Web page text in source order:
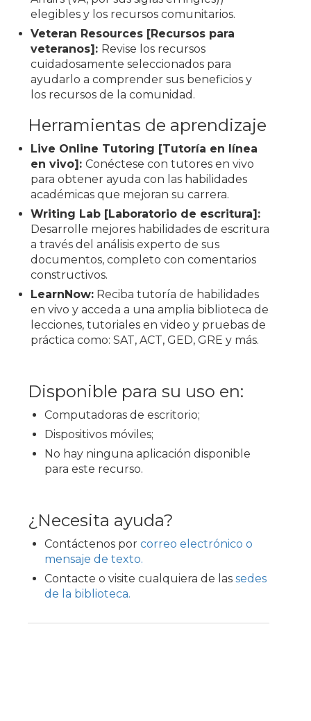
elegibles y los recursos comunitarios.
Veteran Resources [Recursos para
veteranos]: Revise los recursos
cuidadosamente seleccionados para
ayudarlo a comprender sus beneficios y
los recursos de la comunidad.
Herramientas de aprendizaje
Live Online Tutoring [Tutoría en línea
en vivo]: Conéctese con tutores en vivo
para obtener ayuda con las habilidades
académicas que mejoran su carrera.
Writing Lab [Laboratorio de escritura]:
Desarrolle mejores habilidades de escritura
a través del análisis experto de sus
documentos, completo con comentarios
constructivos.
LearnNow: Reciba tutoría de habilidades
en vivo y acceda a una amplia biblioteca de
lecciones, tutoriales en video y pruebas de
práctica como: SAT, ACT, GED, GRE y más.
Disponible para su uso en:
Computadoras de escritorio;
Dispositivos móviles;
No hay ninguna aplicación disponible
para este recurso.
¿Necesita ayuda?
Contáctenos por correo electrónico o
mensaje de texto.
Contacte o visite cualquiera de las sedes
de la biblioteca.